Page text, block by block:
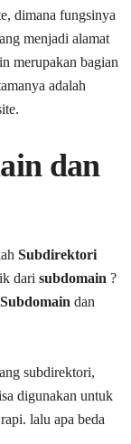
dimana fungsinya
menjadi alamat
merupakan bagian
adalah
dan
Subdirektori
dari subdomain ?
Subdomain dan
subdirektori,
digunakan untuk
lalu apa beda